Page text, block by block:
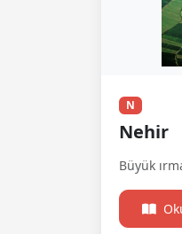
N
Nehir
Büyük